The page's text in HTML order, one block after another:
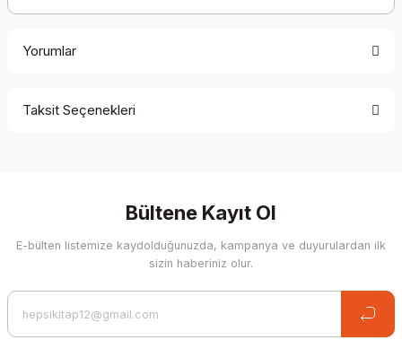
Yorumlar
Taksit Seçenekleri
Bültene Kayıt Ol
E-bülten listemize kaydolduğunuzda, kampanya ve duyurulardan ilk
sizin haberiniz olur.